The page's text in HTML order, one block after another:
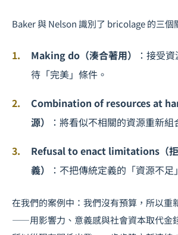
Baker 與 Nelson 識別了 bricolage 的三個
Making do（湊合著用）
：接受
待「完美」條件。
Combination of resources at
源）
：將看似不相關的資源重新組
Refusal to enact limitations（拒
義）
：不把傳統定義的「資源不足
在我們的案例中：我們沒有預算，所以重
——用影響力、意義感與社會資本取代金